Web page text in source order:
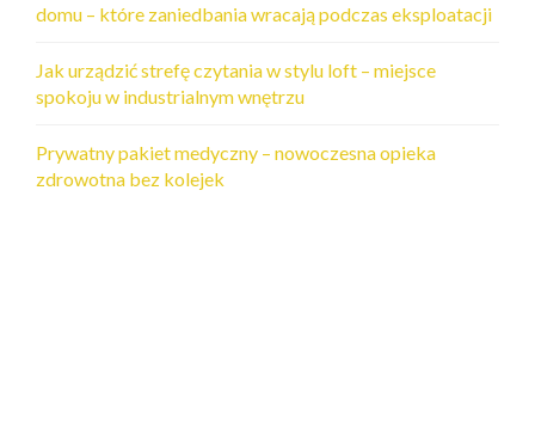
domu – które zaniedbania wracają podczas eksploatacji
Jak urządzić strefę czytania w stylu loft – miejsce
spokoju w industrialnym wnętrzu
Prywatny pakiet medyczny – nowoczesna opieka
zdrowotna bez kolejek